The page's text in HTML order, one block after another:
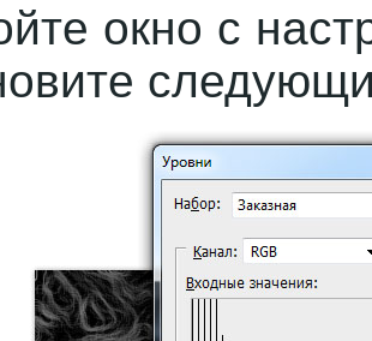
окно с